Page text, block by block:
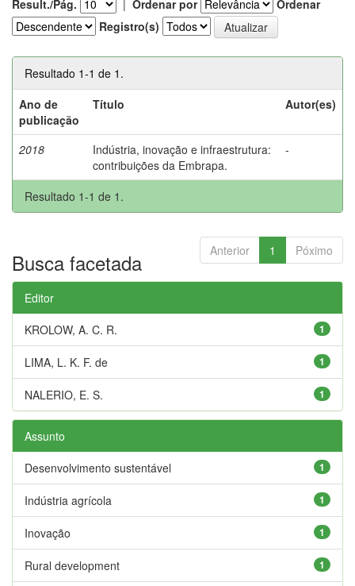
Result./Pág. | Ordenar por
Ordenar
Registro(s)
Resultado 1-1 de 1.
Ano de
publicação
Título Autor(es)
2018
Indústria, inovação e infraestrutura:
contribuições da Embrapa.
-
Resultado 1-1 de 1.
Anterior 1 Póximo
Busca facetada
Editor
1
KROLOW, A. C. R.
1
LIMA, L. K. F. de
1
NALERIO, E. S.
Assunto
1
Desenvolvimento sustentável
1
Indústria agrícola
1
Inovação
1
Rural development